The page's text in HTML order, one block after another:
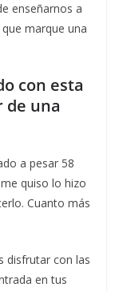
enseñarnos a
marque una
con esta
de una
a pesar 58
quiso lo hizo
Cuanto más
disfrutar con las
en tus